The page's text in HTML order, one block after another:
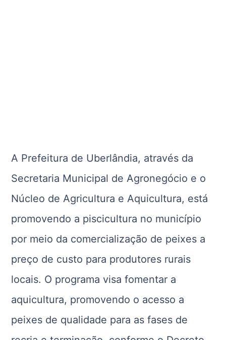
A Prefeitura de Uberlândia, através da
Secretaria Municipal de Agronegócio e o
Núcleo de Agricultura e Aquicultura, está
promovendo a piscicultura no município
por meio da comercialização de peixes a
preço de custo para produtores rurais
locais. O programa visa fomentar a
aquicultura, promovendo o acesso a
peixes de qualidade para as fases de